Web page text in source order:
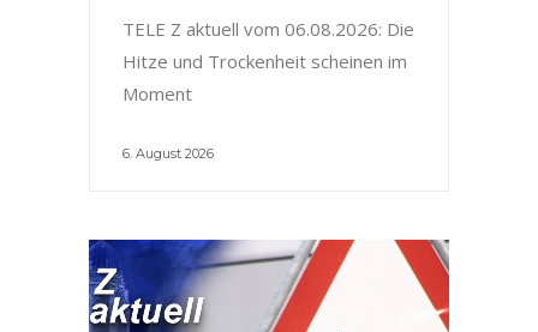
TELE Z aktuell vom 06.08.2026: Die
Hitze und Trockenheit scheinen im
Moment
6. August 2026